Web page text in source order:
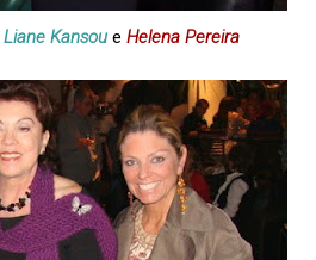
Liane Kansou e Helena Pereira